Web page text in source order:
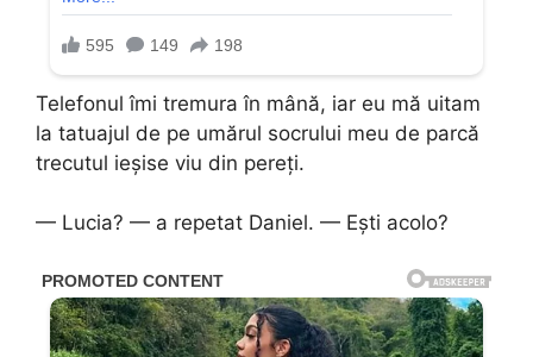
Telefonul îmi tremura în mână, iar eu mă uitam
la tatuajul de pe umărul socrului meu de parcă
trecutul ieșise viu din pereți.
— Lucia? — a repetat Daniel. — Ești acolo?